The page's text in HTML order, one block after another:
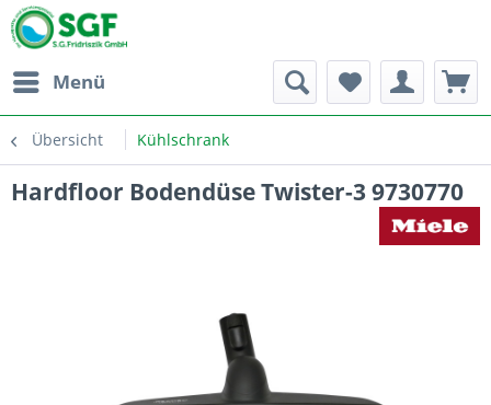
Menü
Übersicht Kühlschrank
Hardfloor Bodendüse Twister-3 9730770